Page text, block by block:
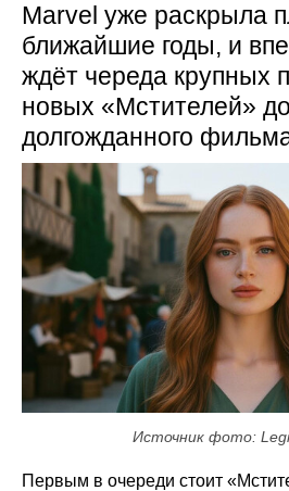
Marvel уже раскрыла
ближайшие годы, и
ждёт череда крупных
новых «Мстителей» до
долгожданного
Источник фото:
Первым в очереди стоит